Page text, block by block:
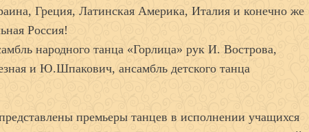
Греция, Латинская Америка, Италия и конечно же
Россия!
народного танца «Горлица» рук И. Вострова,
и Ю.Шпакович, ансамбль детского танца
премьеры танцев в исполнении учащихся